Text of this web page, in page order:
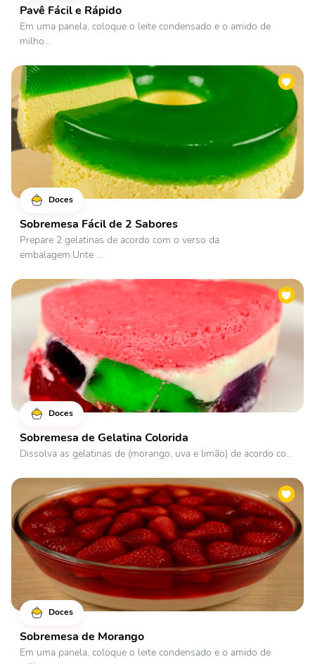
Pavê Fácil e Rápido
Em uma panela, coloque o leite condensado e o amido de
milho...
Doces
Sobremesa Fácil de 2 Sabores
Prepare 2 gelatinas de acordo com o verso da
embalagem.Unte ...
Doces
Sobremesa de Gelatina Colorida
Dissolva as gelatinas de (morango, uva e limão) de acordo co...
Doces
Sobremesa de Morango
Em uma panela, coloque o leite condensado e o amido de